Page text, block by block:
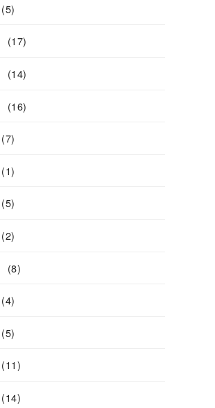
(5)
(17)
(14)
(16)
(7)
(1)
(5)
(2)
(8)
(4)
(5)
(11)
(14)